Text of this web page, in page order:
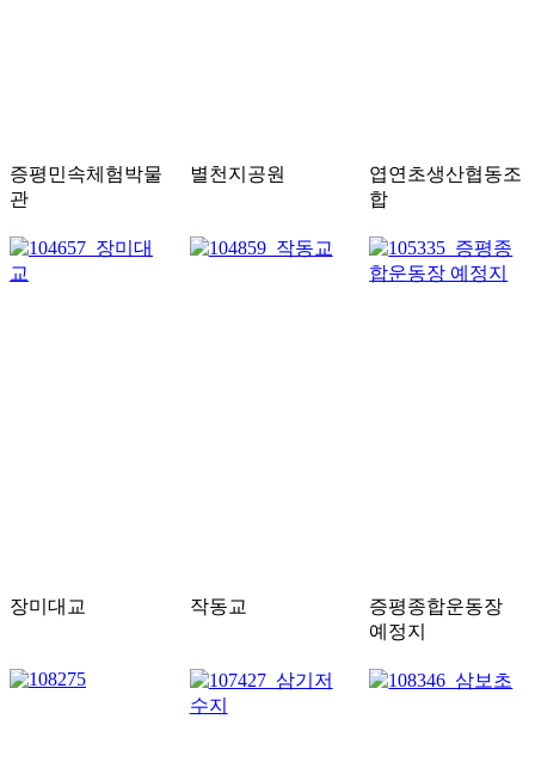
증평민속체험박물
관
별천지공원
엽연초생산협동조
합
장미대교 작동교
증평종합운동장
예정지